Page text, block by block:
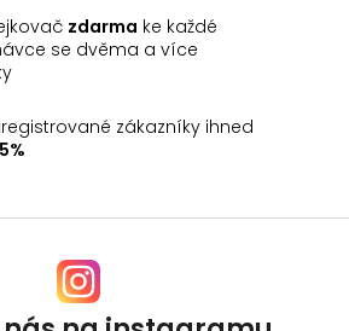
zdarma ke každé
se dvěma a více
zákazníky ihned